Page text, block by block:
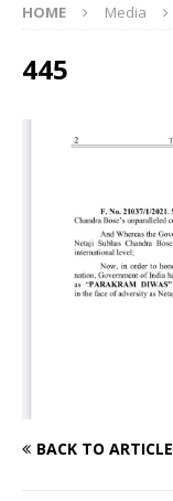
HOME Media
445
BACK TO ARTICLE